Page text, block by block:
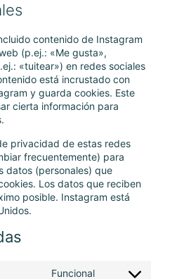
contenido de Instagram
(p.ej.: «Me gusta»,
«tuitear») en redes sociales
está incrustado con
y guarda cookies. Este
cierta información para
privacidad de estas redes
frecuentemente) para
datos (personales) que
Los datos que reciben
posible. Instagram está
Funcional